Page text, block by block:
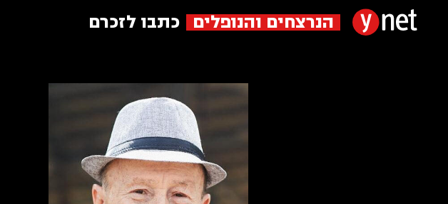
הנרצחים והנופלים כתבו לזכרם